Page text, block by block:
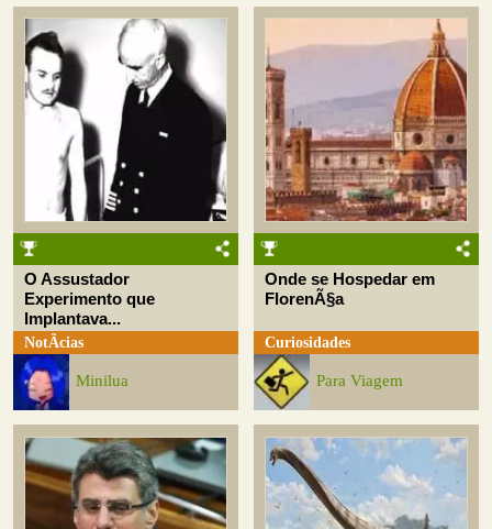
O Assustador
Experimento que
Implantava...
NotÃ­cias
Minilua
Onde se Hospedar em
FlorenÃ§a
Curiosidades
Para Viagem